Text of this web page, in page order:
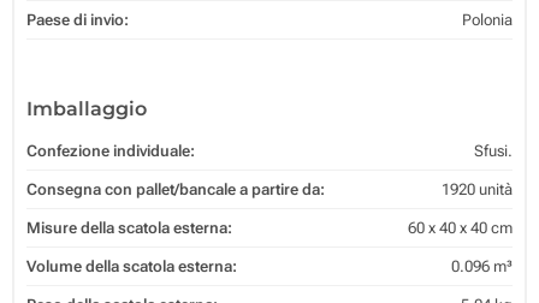
Paese di invio: Polonia
Imballaggio
Confezione individuale: Sfusi.
Consegna con pallet/bancale a partire da: 1920 unità
Misure della scatola esterna: 60 x 40 x 40 cm
Volume della scatola esterna: 0.096 m³